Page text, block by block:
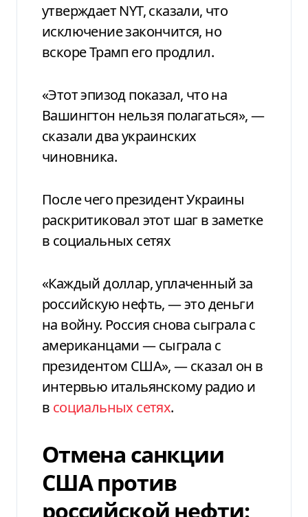
утверждает NYT, сказали, что
исключение закончится, но
вскоре Трамп его продлил.
«Этот эпизод показал, что на
Вашингтон нельзя полагаться», —
сказали два украинских
чиновника.
После чего президент Украины
раскритиковал этот шаг в заметке
в социальных сетях
«Каждый доллар, уплаченный за
российскую нефть, — это деньги
на войну. Россия снова сыграла с
американцами — сыграла с
президентом США», — сказал он в
интервью итальянскому радио и
в социальных сетях.
Отмена санкции
США против
российской нефти: